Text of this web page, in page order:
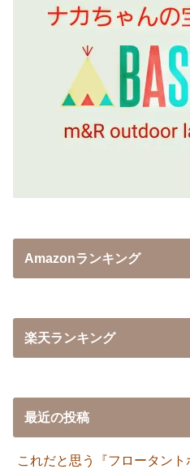
Amazonランキング
楽天ランキング
最近の投稿
これだと思う『フロータント